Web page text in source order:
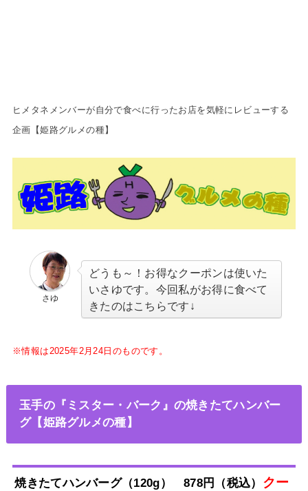
ヒメタネメンバーが自分で食べに行 ったお店を気軽にレビューする
企画【姫路グルメの種】
さゆ
どうも～！お得なクーポンは使いた
いさゆです。今回私がお得に食べて
きたのはこちらです↓
※情報は2025年2月24日 のものです。
玉手の『ミスター・バーク』の焼きたてハンバー
グ【姫路グルメの種】
焼きたてハンバーグ（120g） 878円（税込） クー